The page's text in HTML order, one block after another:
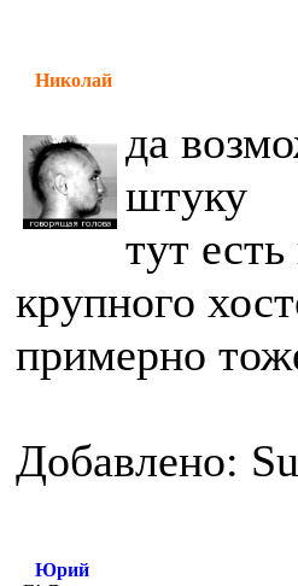
Николай
да
штуку
тут
крупного
примерно
Добавлено:
Юрий